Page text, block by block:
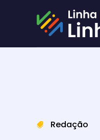
Redação